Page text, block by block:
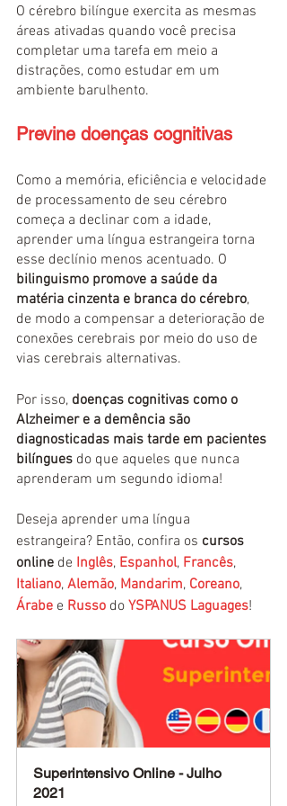
O cérebro bilíngue exercita as mesmas
áreas ativadas quando você precisa
completar uma tarefa em meio a
distrações, como estudar em um
ambiente barulhento.
Previne doenças cognitivas
Como a memória, eficiência e velocidade
de processamento de seu cérebro
começa a declinar com a idade,
aprender uma língua estrangeira torna
esse declínio menos acentuado. O
bilinguismo promove a saúde da
matéria cinzenta e branca do cérebro,
de modo a compensar a deterioração de
conexões cerebrais por meio do uso de
vias cerebrais alternativas.
Por isso, doenças cognitivas como o
Alzheimer e a demência são
diagnosticadas mais tarde em pacientes
bilíngues do que aqueles que nunca
aprenderam um segundo idioma!
Deseja aprender uma língua
estrangeira? Então, confira os cursos
online de Inglês, Espanhol, Francês,
Italiano, Alemão, Mandarim, Coreano,
Árabe e Russo do YSPANUS Laguages!
Superintensivo Online - Julho
2021